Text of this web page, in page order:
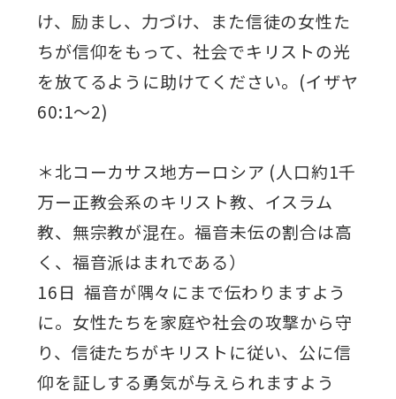
け、励まし、力づけ、また信徒の女性た
ちが信仰をもって、社会でキリストの光
を放てるように助けてください。(イザヤ
60:1～2)
＊北コーカサス地方ーロシア (人口約1千
万ー正教会系のキリスト教、イスラム
教、無宗教が混在。福音未伝の割合は高
く、福音派はまれである）
16日 福音が隅々にまで伝わりますよう
に。女性たちを家庭や社会の攻撃から守
り、信徒たちがキリストに従い、公に信
仰を証しする勇気が与えられますよう